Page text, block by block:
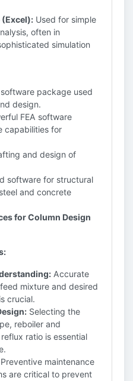
(Excel): Used for simple
often in
simulation
package used
design.
FEA software
capabilities for
and design of
software for structural
and concrete
for Column Design
Accurate
mixture and desired
crucial.
Selecting the
reboiler and
ratio is essential
Preventive maintenance
are critical to prevent